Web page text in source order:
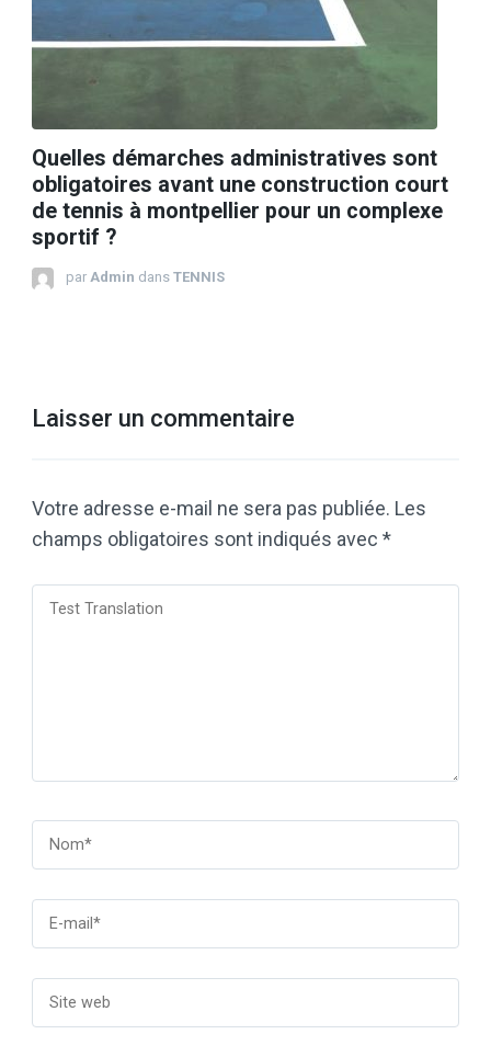
Quelles démarches administratives sont
obligatoires avant une construction court
de tennis à montpellier pour un complexe
sportif ?
par Admin dans TENNIS
Laisser un commentaire
Votre adresse e-mail ne sera pas publiée. Les
champs obligatoires sont indiqués avec *